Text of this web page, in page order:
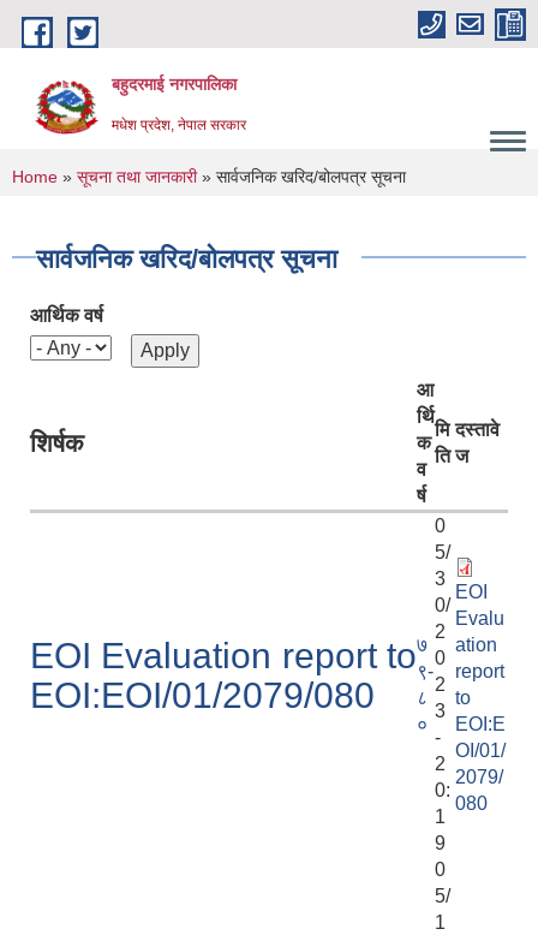
Skip to main content
बहुदरमाई नगरपालिका
मधेश प्रदेश, नेपाल सरकार
You are here
Home » सूचना तथा जानकारी» सार्वजनिक खरिद/बोलपत्र सूचना
सार्वजनिक खरिद/बोलपत्र सूचना
आर्थिक वर्ष
शिर्षक
आ
र्थि
क
व
र्ष
मि
ति
दस्तावे
ज
EOI Evaluation report to
EOI:EOI/01/2079/080
७
९-
८
०
0
5/
3
0/
2
0
2
3
-
2
0:
1
9
EOI
Evalu
ation
report
to
EOI:E
OI/01/
2079/
080
0
5/
1